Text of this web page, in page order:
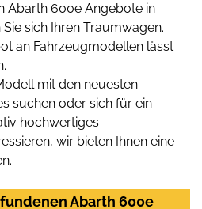
Abarth 600e Angebote in
sich Ihren Traumwagen.
an Fahrzeugmodellen lässt
mit den neuesten
suchen oder sich für ein
hochwertiges
wir bieten Ihnen eine
Abarth 600e